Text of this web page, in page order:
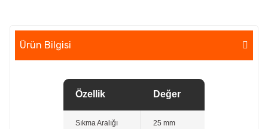
Ürün Bilgisi
Özellik Değer
Sıkma Aralığı 25 mm